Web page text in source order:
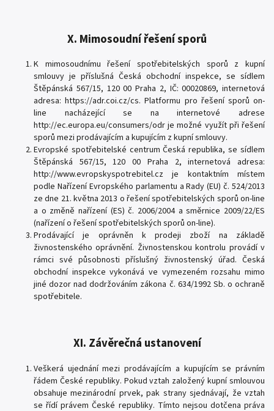
X. Mimosoudní řešení sporů
K mimosoudnímu řešení spotřebitelských sporů z kupní
smlouvy je příslušná Česká obchodní inspekce, se sídlem
Štěpánská 567/15, 120 00 Praha 2, IČ: 00020869, internetová
adresa: https://adr.coi.cz/cs. Platformu pro řešení sporů on-
line nacházející se na internetové adrese
http://ec.europa.eu/consumers/odr je možné využít při řešení
sporů mezi prodávajícím a kupujícím z kupní smlouvy.
Evropské spotřebitelské centrum Česká republika, se sídlem
Štěpánská 567/15, 120 00 Praha 2, internetová adresa:
http://www.evropskyspotrebitel.cz je kontaktním místem
podle Nařízení Evropského parlamentu a Rady (EU) č. 524/2013
ze dne 21. května 2013 o řešení spotřebitelských sporů on-line
a o změně nařízení (ES) č. 2006/2004 a směrnice 2009/22/ES
(nařízení o řešení spotřebitelských sporů on-line).
Prodávající je oprávněn k prodeji zboží na základě
živnostenského oprávnění. Živnostenskou kontrolu provádí v
rámci své působnosti příslušný živnostenský úřad. Česká
obchodní inspekce vykonává ve vymezeném rozsahu mimo
jiné dozor nad dodržováním zákona č. 634/1992 Sb. o ochraně
spotřebitele.
XI. Závěrečná ustanovení
Veškerá ujednání mezi prodávajícím a kupujícím se právním
řádem České republiky. Pokud vztah založený kupní smlouvou
obsahuje mezinárodní prvek, pak strany sjednávají, že vztah
se řídí právem České republiky. Tímto nejsou dotčena práva